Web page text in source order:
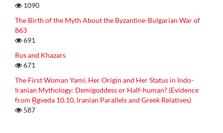
1090
The Birth of the Myth About the Byzantine-Bulgarian War of
863
691
Rus and Khazars
671
The First Woman Yamī, Her Origin and Her Status in Indo-
Iranian Mythology: Demigoddess or Half-human? (Evidence
from R̥gveda 10.10, Iranian Parallels and Greek Relatives)
587